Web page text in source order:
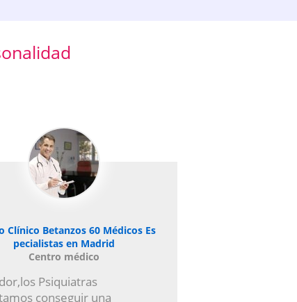
Clínico Betanzos 60 Médicos Es
pecialistas en Madrid
Centro médico
Psiquiatras
conseguir una